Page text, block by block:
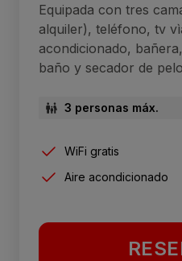
Equipada con tres
alquiler), teléfono, tv
acondicionado,
baño y secador de
3 personas máx.
WiFi gratis
Aire acondicionado